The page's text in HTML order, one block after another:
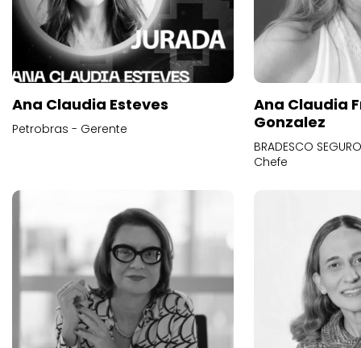
Ana Claudia Esteves
Petrobras - Gerente
Ana Claudia
Gonzalez
BRADESCO
Chefe